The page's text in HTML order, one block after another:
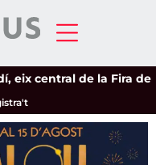
central de la Fira de